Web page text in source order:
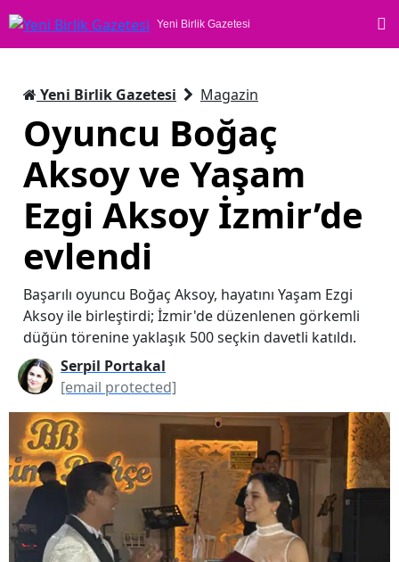
Yeni Birlik Gazetesi
Yeni Birlik Gazetesi Magazin
Oyuncu Boğaç
Aksoy ve Yaşam
Ezgi Aksoy İzmir’de
evlendi
Başarılı oyuncu Boğaç Aksoy, hayatını Yaşam Ezgi
Aksoy ile birleştirdi; İzmir'de düzenlenen görkemli
düğün törenine yaklaşık 500 seçkin davetli katıldı.
Serpil Portakal
[email protected]